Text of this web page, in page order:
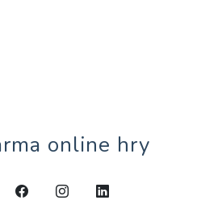
online hry